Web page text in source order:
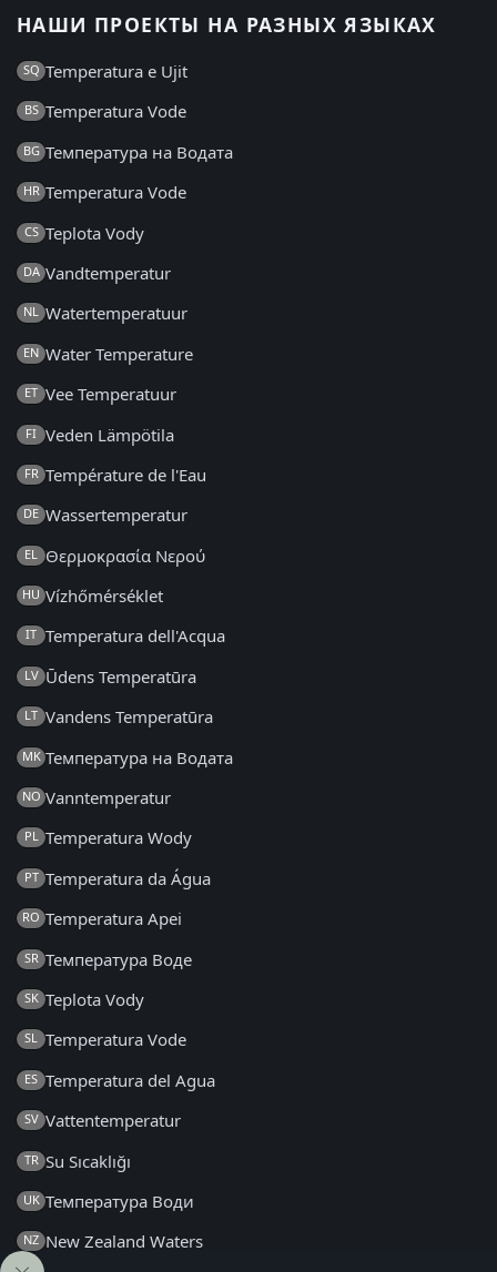
НАШИ ПРОЕКТЫ НА РАЗНЫХ ЯЗЫКАХ
SQ Temperatura e Ujit
BS Temperatura Vode
BG Температура на Водата
HR Temperatura Vode
CS Teplota Vody
DA Vandtemperatur
NL Watertemperatuur
EN Water Temperature
ET Vee Temperatuur
FI Veden Lämpötila
FR Température de l'Eau
DE Wassertemperatur
EL Θερμοκρασία Νερού
HU Vízhőmérséklet
IT Temperatura dell'Acqua
LV Ūdens Temperatūra
LT Vandens Temperatūra
MK Температура на Водата
NO Vanntemperatur
PL Temperatura Wody
PT Temperatura da Água
RO Temperatura Apei
SR Температура Воде
SK Teplota Vody
SL Temperatura Vode
ES Temperatura del Agua
SV Vattentemperatur
TR Su Sıcaklığı
UK Температура Води
NZ New Zealand Waters